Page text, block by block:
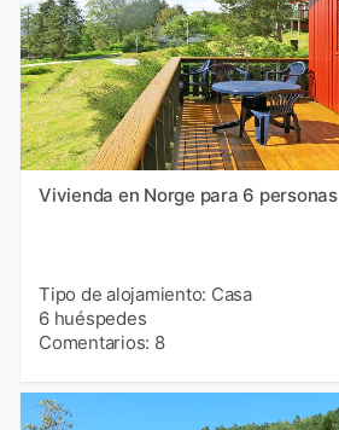
Vivienda en Norge para 6 personas
Tipo de alojamiento: Casa
6 huéspedes
Comentarios: 8